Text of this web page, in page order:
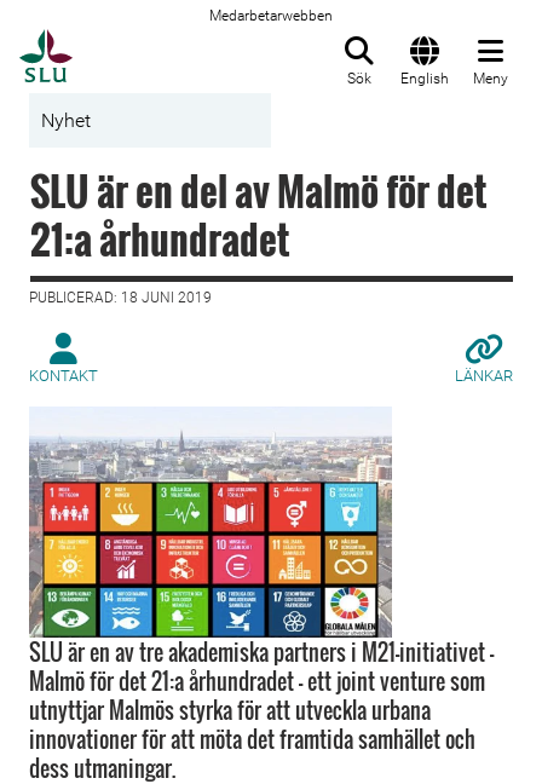
Medarbetarwebben
Sök English Meny
Nyhet
SLU är en del av Malmö för det
21:a århundradet
PUBLICERAD: 18 JUNI 2019
KONTAKT LÄNKAR
SLU är en av tre akademiska partners i M21-initiativet -
Malmö för det 21:a århundradet - ett joint venture som
utnyttjar Malmös styrka för att utveckla urbana
innovationer för att möta det framtida samhället och
dess utmaningar.